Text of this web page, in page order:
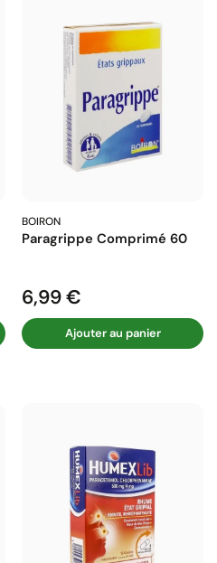
BOIRON
Paragrippe Comprimé 60
Prix
6,99 €
Ajouter au panier